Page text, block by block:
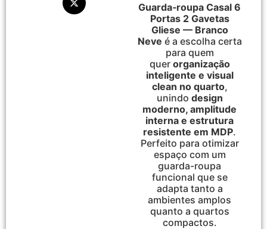
Guarda‑roupa Casal 6
Portas 2 Gavetas
Gliese — Branco
Neve é a escolha certa
para quem
quer organização
inteligente e visual
clean no quarto,
unindo design
moderno, amplitude
interna e estrutura
resistente em MDP.
Perfeito para otimizar
espaço com um
guarda-roupa
funcional que se
adapta tanto a
ambientes amplos
quanto a quartos
compactos.